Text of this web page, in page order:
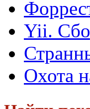
Yii.
Охота